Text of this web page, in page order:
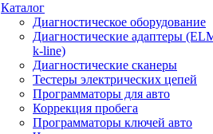
Каталог
Диагностическое оборудование
Диагностические адаптеры
k-line)
Диагностические сканеры
Тестеры электрических цепей
Программаторы для авто
Коррекция пробега
Программаторы ключей авто